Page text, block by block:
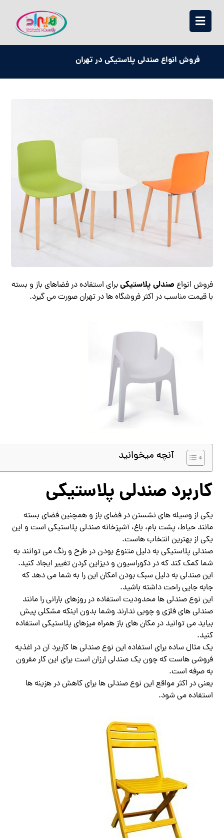
فروش انواع صندلی پلاستیکی در تهران
فروش انواع صندلی پلاستیکیبرای استفاده در فضاهای باز و بسته
با قیمت مناسب در اکثر فروشگاه ها در تهران صورت می گیرد.
آنچه میخوانید
کاربرد صندلی پلاستیکی
یکی از وسیله های نشستن در فضای باز و همچنین فضای بسته
مانند حیاط، پشت بام، باغ، آشپزخانه صندلی پلاستیکی است و این
یکی از بهترین انتخاب هاست.
صندلی پلاستیکی به دلیل متنوع بودن در طرح و رنگ می توانند به
شما کمک کند که در دکوراسیون و دیزاین کردن تغییر ایجاد کنید.
این صندلی به دلیل سبک بودن امکان این را به شما می دهد که
جابه جایی راحت داشته باشید.
این نوع صندلی ها محدودیت استفاده در روزهای بارانی را مانند
صندلی های فلزی و چوبی ندارند وشما بدون اینکه مشکلی پیش
بیاید می توانید در مکان های باز همراه میزهای پلاستیکی استفاده
کنید.
یک مثال ساده برای استفاده این نوع صندلی ها کاربرد آن در اغذیه
فروشی هاست که چون یک صندلی ارزان است برای این کار مقرون
به صرفه است.
یعنی در اکثر مواقع این نوع صندلی ها برای کاهش در هزینه ها
استفاده می شود.